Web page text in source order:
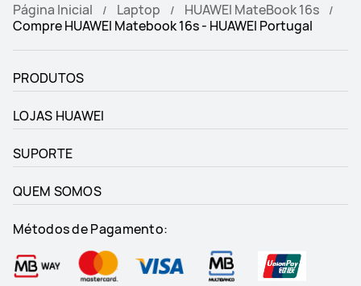
Página Inicial Laptop
HUAWEI MateBook 16s
Compre HUAWEI Matebook 16s - HUAWEI Portugal
PRODUTOS
LOJAS HUAWEI
SUPORTE
QUEM SOMOS
Métodos de Pagamento: